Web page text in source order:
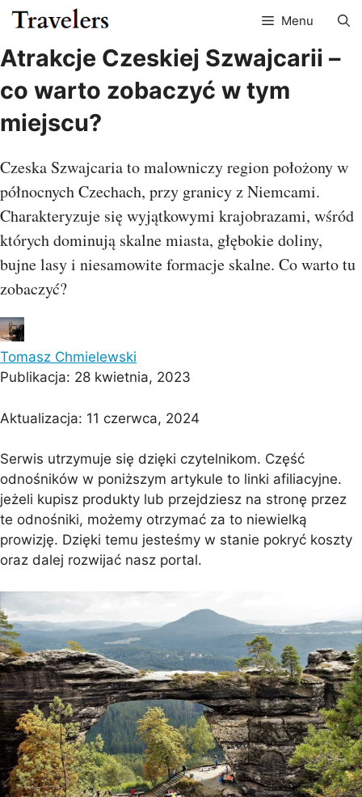
Przejdź
do
treści
Menu
Atrakcje Czeskiej Szwajcarii –
co warto zobaczyć w tym
miejscu?
Czeska Szwajcaria to malowniczy region położony w
północnych Czechach, przy granicy z Niemcami.
Charakteryzuje się wyjątkowymi krajobrazami, wśród
których dominują skalne miasta, głębokie doliny,
bujne lasy i niesamowite formacje skalne. Co warto tu
zobaczyć?
Tomasz Chmielewski
Publikacja: 28 kwietnia, 2023
Aktualizacja: 11 czerwca, 2024
Serwis utrzymuje się dzięki czytelnikom. Część
odnośników w poniższym artykule to linki afiliacyjne.
jeżeli kupisz produkty lub przejdziesz na stronę przez
te odnośniki, możemy otrzymać za to niewielką
prowizję. Dzięki temu jesteśmy w stanie pokryć koszty
oraz dalej rozwijać nasz portal.